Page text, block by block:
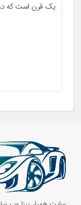
یک قرن است که